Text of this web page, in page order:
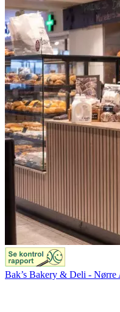
Bak’s Bakery & Deli - Nørre